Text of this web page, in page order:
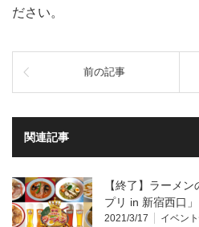
ださい。
前の記事
関連記事
【終了】ラーメ
プリ in 新宿西口
2021/3/17 イベン